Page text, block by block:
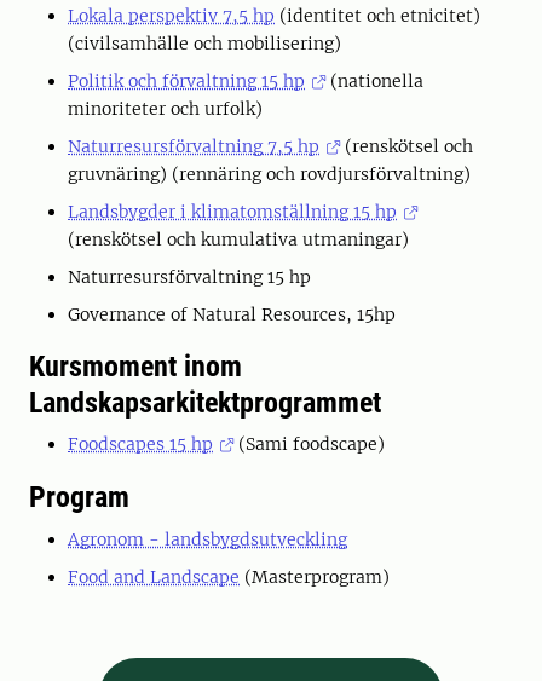
Lokala perspektiv 7,5 hp (identitet och etnicitet)
(civilsamhälle och mobilisering)
Politik och förvaltning 15 hp
(nationella
minoriteter och urfolk)
Naturresursförvaltning 7,5 hp
(renskötsel och
gruvnäring) (rennäring och rovdjursförvaltning)
Landsbygder i klimatomställning 15 hp
(renskötsel och kumulativa utmaningar)
Naturresursförvaltning 15 hp
Governance of Natural Resources, 15hp
Kursmoment inom
Landskapsarkitektprogrammet
Foodscapes 15 hp (Sami foodscape)
Program
Agronom - landsbygdsutveckling
Food and Landscape (Masterprogram)